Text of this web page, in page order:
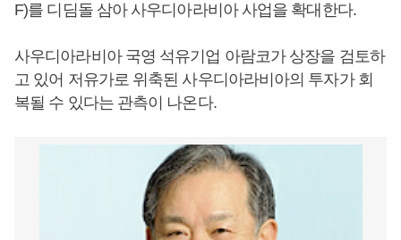
F)를 디딤돌 삼아 사우디아라비아 사업을 확대한다.
사우디아라비아 국영 석유기업 아람코가 상장을 검토하
고 있어 저유가로 위축된 사우디아라비아의 투자가 회
복될 수 있다는 관측이 나온다.